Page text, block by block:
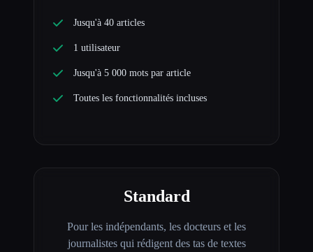
Jusqu'à 40 articles
1 utilisateur
Jusqu'à 5 000 mots par article
Toutes les fonctionnalités incluses
Standard
Pour les indépendants, les docteurs et les
journalistes qui rédigent des tas de textes